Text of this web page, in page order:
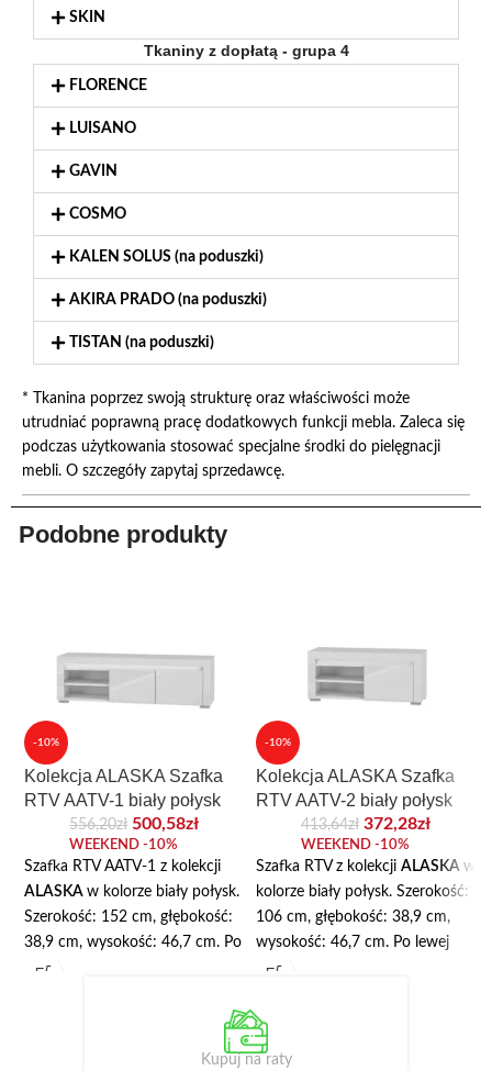
SKIN
Tkaniny z dopłatą - grupa 4
FLORENCE
LUISANO
GAVIN
COSMO
KALEN SOLUS (na poduszki)
AKIRA PRADO (na poduszki)
TISTAN (na poduszki)
* Tkanina poprzez swoją strukturę oraz właściwości może
utrudniać poprawną pracę dodatkowych funkcji mebla. Zaleca się
podczas użytkowania stosować specjalne środki do pielęgnacji
mebli. O szczegóły zapytaj sprzedawcę.
Podobne produkty
-10%
Kolekcja ALASKA Szafka
RTV AATV-1 biały połysk
556,20zł 500,58zł
WEEKEND -10%
Szafka RTV AATV-1 z kolekcji
ALASKA w kolorze biały połysk.
Szerokość: 152 cm, głębokość:
38,9 cm, wysokość: 46,7 cm. Po
lewej stronie otwarta półka na
-10%
Kolekcja ALASKA Szafka
RTV AATV-2 biały połysk
413,64zł 372,28zł
WEEKEND -10%
Szafka RTV z kolekcji ALASKA w
kolorze biały połysk. Szerokość:
106 cm, głębokość: 38,9 cm,
wysokość: 46,7 cm. Po lewej
stronie otwarta półka na sprzęt
prawej stronie znajduje się
zamykana szafka. Korpus
Kupuj na raty